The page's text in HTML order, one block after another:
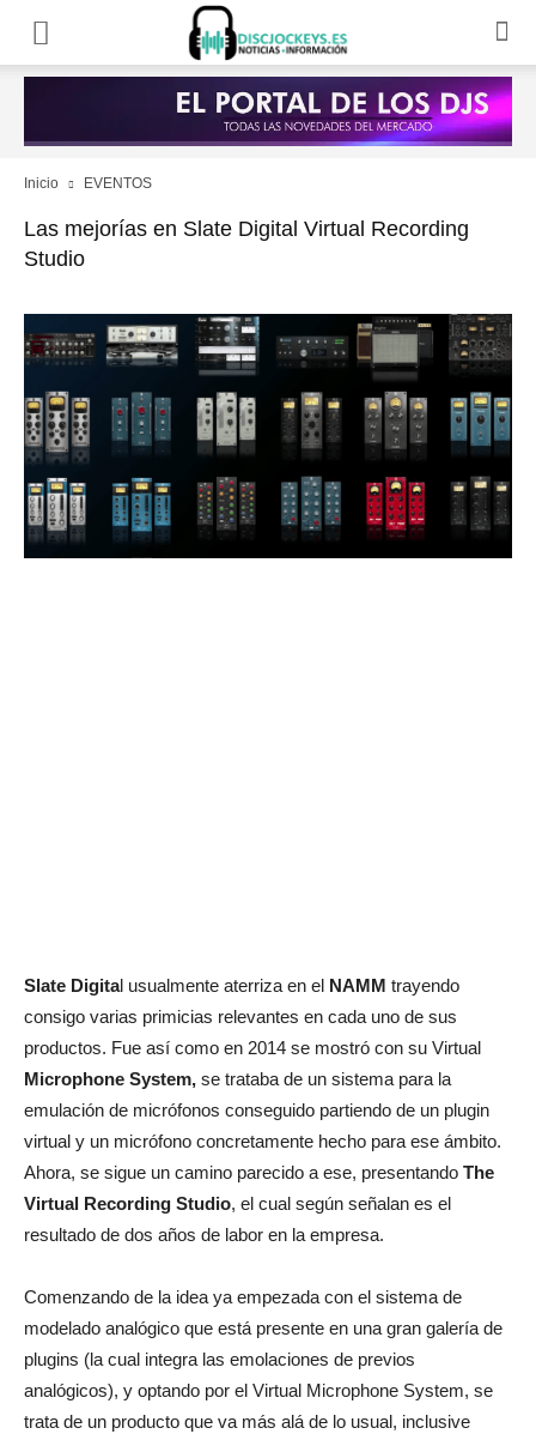
Inicio EVENTOS
Las mejorías en Slate Digital Virtual Recording
Studio
Slate Digital usualmente aterriza en el NAMM trayendo
consigo varias primicias relevantes en cada uno de sus
productos. Fue así como en 2014 se mostró con su Virtual
Microphone System, se trataba de un sistema para la
emulación de micrófonos conseguido partiendo de un plugin
virtual y un micrófono concretamente hecho para ese ámbito.
Ahora, se sigue un camino parecido a ese, presentando The
Virtual Recording Studio, el cual según señalan es el
resultado de dos años de labor en la empresa.
Comenzando de la idea ya empezada con el sistema de
modelado analógico que está presente en una gran galería de
plugins (la cual integra las emolaciones de previos
analógicos), y optando por el Virtual Microphone System, se
trata de un producto que va más alá de lo usual, inclusive